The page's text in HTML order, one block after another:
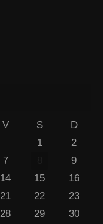
V S
D
1
2
7
9
14 15
16
21 22
23
28 29
30